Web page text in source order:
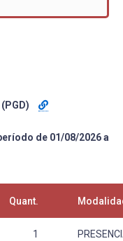
de 01/08/2026 a
Quant.
1